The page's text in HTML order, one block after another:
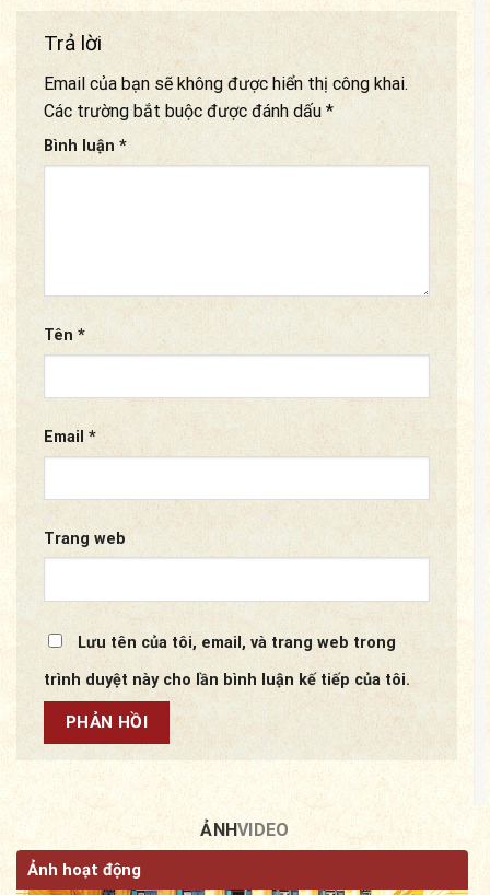
Trả lời
Email của bạn sẽ không được hiển thị công khai.
Các trường bắt buộc được đánh dấu *
Bình luận *
Tên *
Email *
Trang web
Lưu tên của tôi, email, và trang web trong
trình duyệt này cho lần bình luận kế tiếp của tôi.
ẢNHVIDEO
Ảnh hoạt động